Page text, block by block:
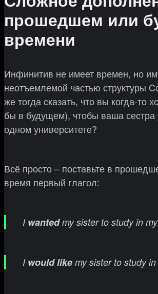
прошедшем или
времени
Инфинитив не имеет времен, но
неотъемлемой частью структуры
же тогда сказать, что вы когда-то
бы в будущем), чтобы ваша сестра
одном университете?
Всё просто – поставьте в
время первый глагол:
I wantedmy sister to study in
I would like my sister to study